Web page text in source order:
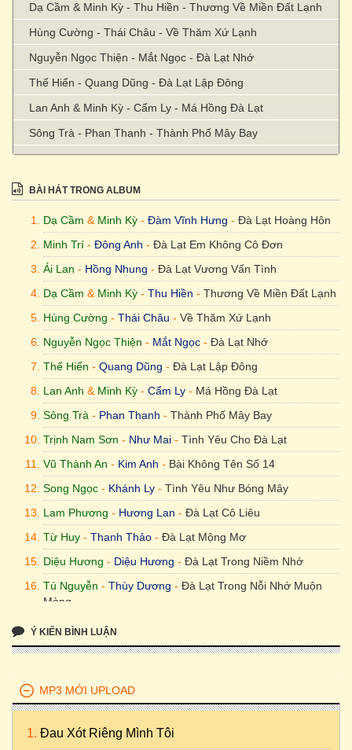
Dạ Cầm & Minh Kỳ - Thu Hiền - Thương Về Miền Đất Lạnh
Hùng Cường - Thái Châu - Về Thăm Xứ Lạnh
Nguyễn Ngọc Thiện - Mắt Ngọc - Đà Lạt Nhớ
Thế Hiển - Quang Dũng - Đà Lạt Lập Đông
Lan Anh & Minh Kỳ - Cẩm Ly - Má Hồng Đà Lạt
Sông Trà - Phan Thanh - Thành Phố Mây Bay
Trịnh Nam Sơn - Như Mai - Tình Yêu Cho Đà Lạt
Vũ Thành An - Kim Anh - Bài Không Tên Số 14
Lam Phương - Hương Lan - Đà Lạt Cô Liêu
Từ Huy - Thanh Thảo - Đà Lạt Mộng Mơ
Diệu Hương - Diệu Hương - Đà Lạt Trong Niềm Nhớ
Tú Nguyễn - Thùy Dương - Đà Lạt Trong Nỗi Nhớ Muộn
Trần Quan Long - Tuấn Ngọc - Đêm Giã Từ Đà Lạt
Viễn Châu (tân cổ) & Hoàng Nguyên - Tấn Tài - Ai Lên Xứ
Hoa Đào (Tân Cổ Giao Duyên)
Lê Tú & Lê Anh Đông - Nguyễn Hoàng Nam - Tin
BÀI HÁT TRONG ALBUM
Dạ Cầm & Minh Kỳ - Đàm Vĩnh Hưng - Đà Lạt Hoàng Hôn
Minh Trí - Đông Anh - Đà Lạt Em Không Cô Đơn
Ái Lan - Hồng Nhung - Đà Lạt Vương Vấn Tình
Dạ Cầm & Minh Kỳ - Thu Hiền - Thương Về Miền Đất Lạnh
Hùng Cường - Thái Châu - Về Thăm Xứ Lạnh
Nguyễn Ngọc Thiện - Mắt Ngọc - Đà Lạt Nhớ
Thế Hiển - Quang Dũng - Đà Lạt Lập Đông
Lan Anh & Minh Kỳ - Cẩm Ly - Má Hồng Đà Lạt
Sông Trà - Phan Thanh - Thành Phố Mây Bay
Trịnh Nam Sơn - Như Mai - Tình Yêu Cho Đà Lạt
Vũ Thành An - Kim Anh - Bài Không Tên Số 14
Song Ngọc - Khánh Ly - Tình Yêu Như Bóng Mây
Lam Phương - Hương Lan - Đà Lạt Cô Liêu
Từ Huy - Thanh Thảo - Đà Lạt Mộng Mơ
Diệu Hương - Diệu Hương - Đà Lạt Trong Niềm Nhớ
Tú Nguyễn - Thùy Dương - Đà Lạt Trong Nỗi Nhớ Muộn
Màng
Trần Quan Long
Viễn Châu (tân cổ)&Hoàng Nguyên-Tấn Tài-Ai Lên Xứ
Lê Tú&Lê Anh Đông
Ý KIẾN BÌNH LUẬN
MP3 MỚI UPLOAD
Đau Xót Riêng Mình Tôi